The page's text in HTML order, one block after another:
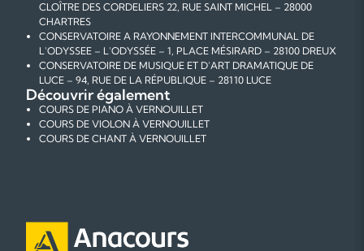
CLOÎTRE DES CORDELIERS 22, RUE SAINT MICHEL – 28000
CHARTRES
CONSERVATOIRE A RAYONNEMENT INTERCOMMUNAL DE
L'ODYSSEE – L'ODYSSÉE – 1, PLACE MÉSIRARD – 28100 DREUX
CONSERVATOIRE DE MUSIQUE ET D'ART DRAMATIQUE DE
LUCE – 94, RUE DE LA RÉPUBLIQUE – 28110 LUCE
Découvrir également
COURS DE PIANO À VERNOUILLET
COURS DE VIOLON À VERNOUILLET
COURS DE CHANT À VERNOUILLET